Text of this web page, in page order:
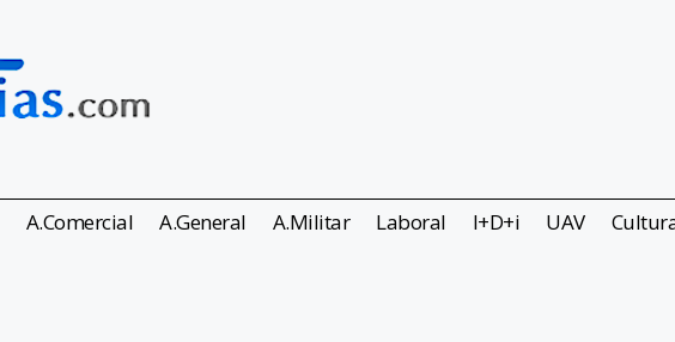
A.Comercial A.General A.Militar Laboral I+D+i UAV